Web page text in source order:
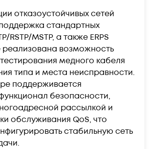
отказоустойчивых сетей
стандартных
RSTP/MSTP, а также ERPS
реализована возможность
медного кабеля
типа и места неисправности.
поддерживается
безопасности,
рассылкой и
обслуживания QoS, что
стабильную сеть